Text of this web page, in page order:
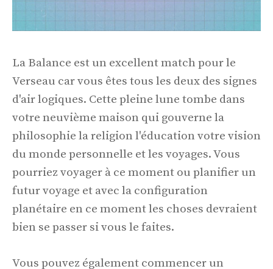
La Balance est un excellent match pour le
Verseau car vous êtes tous les deux des signes
d'air logiques. Cette pleine lune tombe dans
votre neuvième maison qui gouverne la
philosophie la religion l'éducation votre vision
du monde personnelle et les voyages. Vous
pourriez voyager à ce moment ou planifier un
futur voyage et avec la configuration
planétaire en ce moment les choses devraient
bien se passer si vous le faites.
Vous pouvez également commencer un